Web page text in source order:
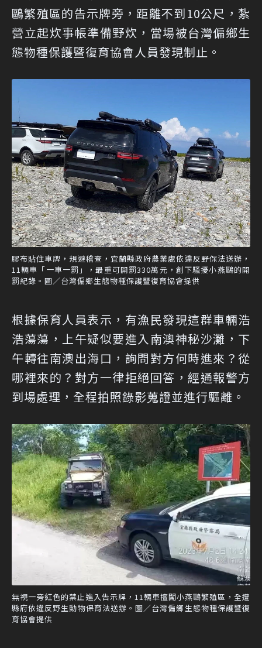
鷗繁殖區的告示牌旁，距離不到10公尺，紮
營立起炊事帳準備野炊，當場被台灣偏鄉生
態物種保護暨復育協會人員發現制止。
膠布貼住車牌，規避稽查，宜蘭縣政府農業處依違反野保法送辦，
11輛車「一車一罰」，最重可開罰330萬元，創下騷擾小燕鷗的開
罰紀錄。圖／台灣偏鄉生態物種保護暨復育協會提供
根據保育人員表示，有漁民發現這群車輛浩
浩蕩蕩，上午疑似要進入南澳神秘沙灘，下
午轉往南澳出海口，詢問對方何時進來？從
哪裡來的？對方一律拒絕回答，經通報警方
到場處理，全程拍照錄影蒐證並進行驅離。
無視一旁紅色的禁止進入告示牌，11輛車擅闖小燕鷗繁殖區，全遭
縣府依違反野生動物保育法送辦。圖／台灣偏鄉生態物種保護暨復
育協會提供